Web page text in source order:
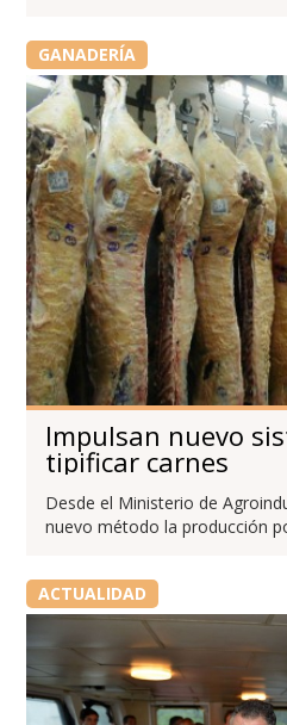
GANADERÍA
Impulsan nuevo
tipificar carnes
Desde el Ministerio de
nuevo método la producción
ACTUALIDAD